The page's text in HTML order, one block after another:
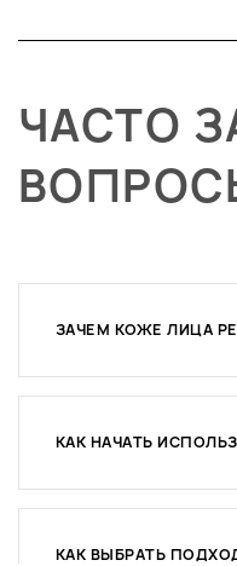
ЧАСТО
ЗАЧЕМ КОЖЕ ЛИЦА
КАК НАЧАТЬ
КАК ВЫБРАТЬ